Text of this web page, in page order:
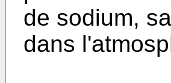
de sodium,
dans